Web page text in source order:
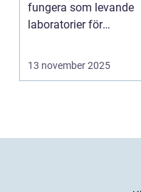
fungera som levande
laboratorier för
13 november 2025